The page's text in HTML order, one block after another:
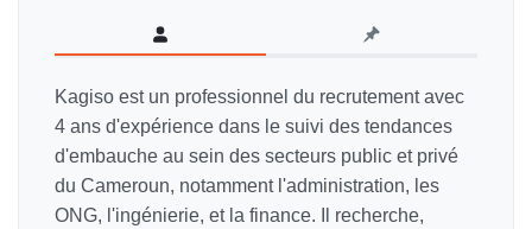
Kagiso est un professionnel du recrutement avec
4 ans d'expérience dans le suivi des tendances
d'embauche au sein des secteurs public et privé
du Cameroun, notamment l'administration, les
ONG, l'ingénierie, et la finance. Il recherche,